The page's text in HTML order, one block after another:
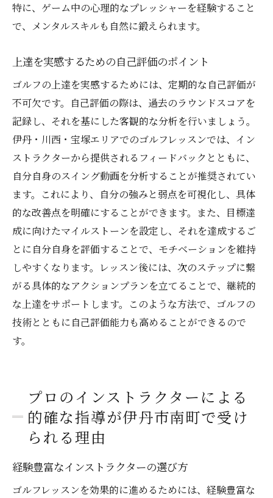
特に、ゲーム中の心理的なプレッシャーを経験すること
で、メンタルスキルも自然に鍛えられます。
上達を実感するための自己評価のポイント
ゴルフの上達を実感するためには、定期的な自己評価が
不可欠です。自己評価の際は、過去のラウンドスコアを
記録し、それを基にした客観的な分析を行いましょう。
伊丹・川西・宝塚エリアでのゴルフレッスンでは、イン
ストラクターから提供されるフィードバックとともに、
自分自身のスイング動画を分析することが推奨されてい
ます。これにより、自分の強みと弱点を可視化し、具体
的な改善点を明確にすることができます。また、目標達
成に向けたマイルストーンを設定し、それを達成するご
とに自分自身を評価することで、モチベーションを維持
しやすくなります。レッスン後には、次のステップに繋
がる具体的なアクションプランを立てることで、継続的
な上達をサポートします。このような方法で、ゴルフの
技術とともに自己評価能力も高めることができるので
す。
プロのインストラクターによる
的確な指導が伊丹市南町で受け
られる理由
経験豊富なインストラクターの選び方
ゴルフレッスンを効果的に進めるためには、経験豊富な